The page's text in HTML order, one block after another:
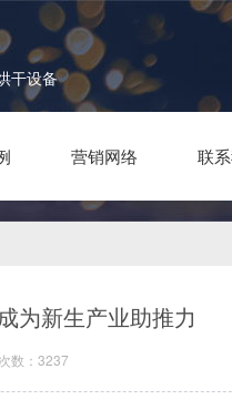
干设备
营销网络 联
为新生产业助推力
数：3237